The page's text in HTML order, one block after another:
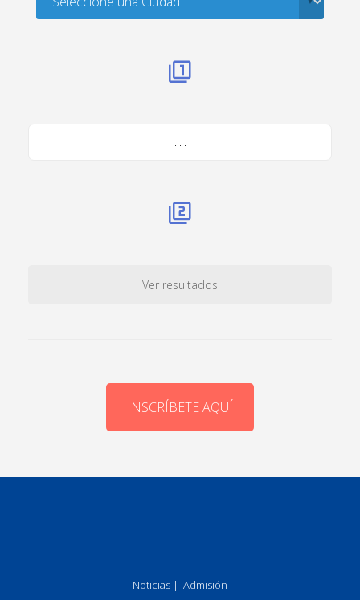
. . .
Ver resultados
INSCRÍBETE AQUÍ
Noticias | Admisión